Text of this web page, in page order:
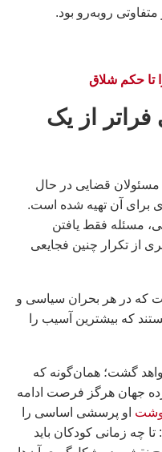
روبه‌رو بود.
تا حکم شلاق
از یک
مسئولان قضایی در حال
برای آن تهیه شده است.
مسئله فقط یافتن
از تکرار چنین فجایعی
که در هر بحران سیاسی و
که بیشترین آسیب را
گشت؛ همان‌گونه که
جهان هرگز فرصت ادامه
او پرسشی اساسی را
چه زمانی کودکان باید